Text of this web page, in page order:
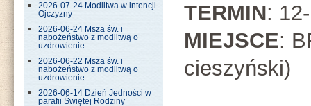
2026-07-24 Modlitwa w intencji
Ojczyzny
2026-06-24 Msza św. i
nabożeństwo z modlitwą o
uzdrowienie
2026-06-22 Msza św. i
nabożeństwo z modlitwą o
uzdrowienie
2026-06-14 Dzień Jedności w
parafii Świętej Rodziny
TERMIN:
MIEJSCE:
cieszyński)